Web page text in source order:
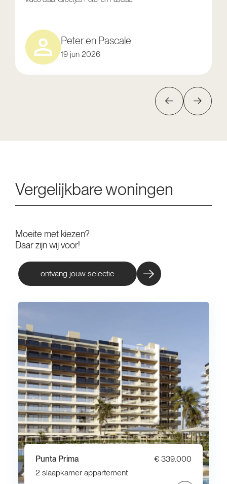
Peter en Pascale
19 jun 2026
Vergelijkbare woningen
Moeite met kiezen?
Daar zijn wij voor!
ontvang jouw selectie
Punta Prima
€ 339.000
2 slaapkamer appartement